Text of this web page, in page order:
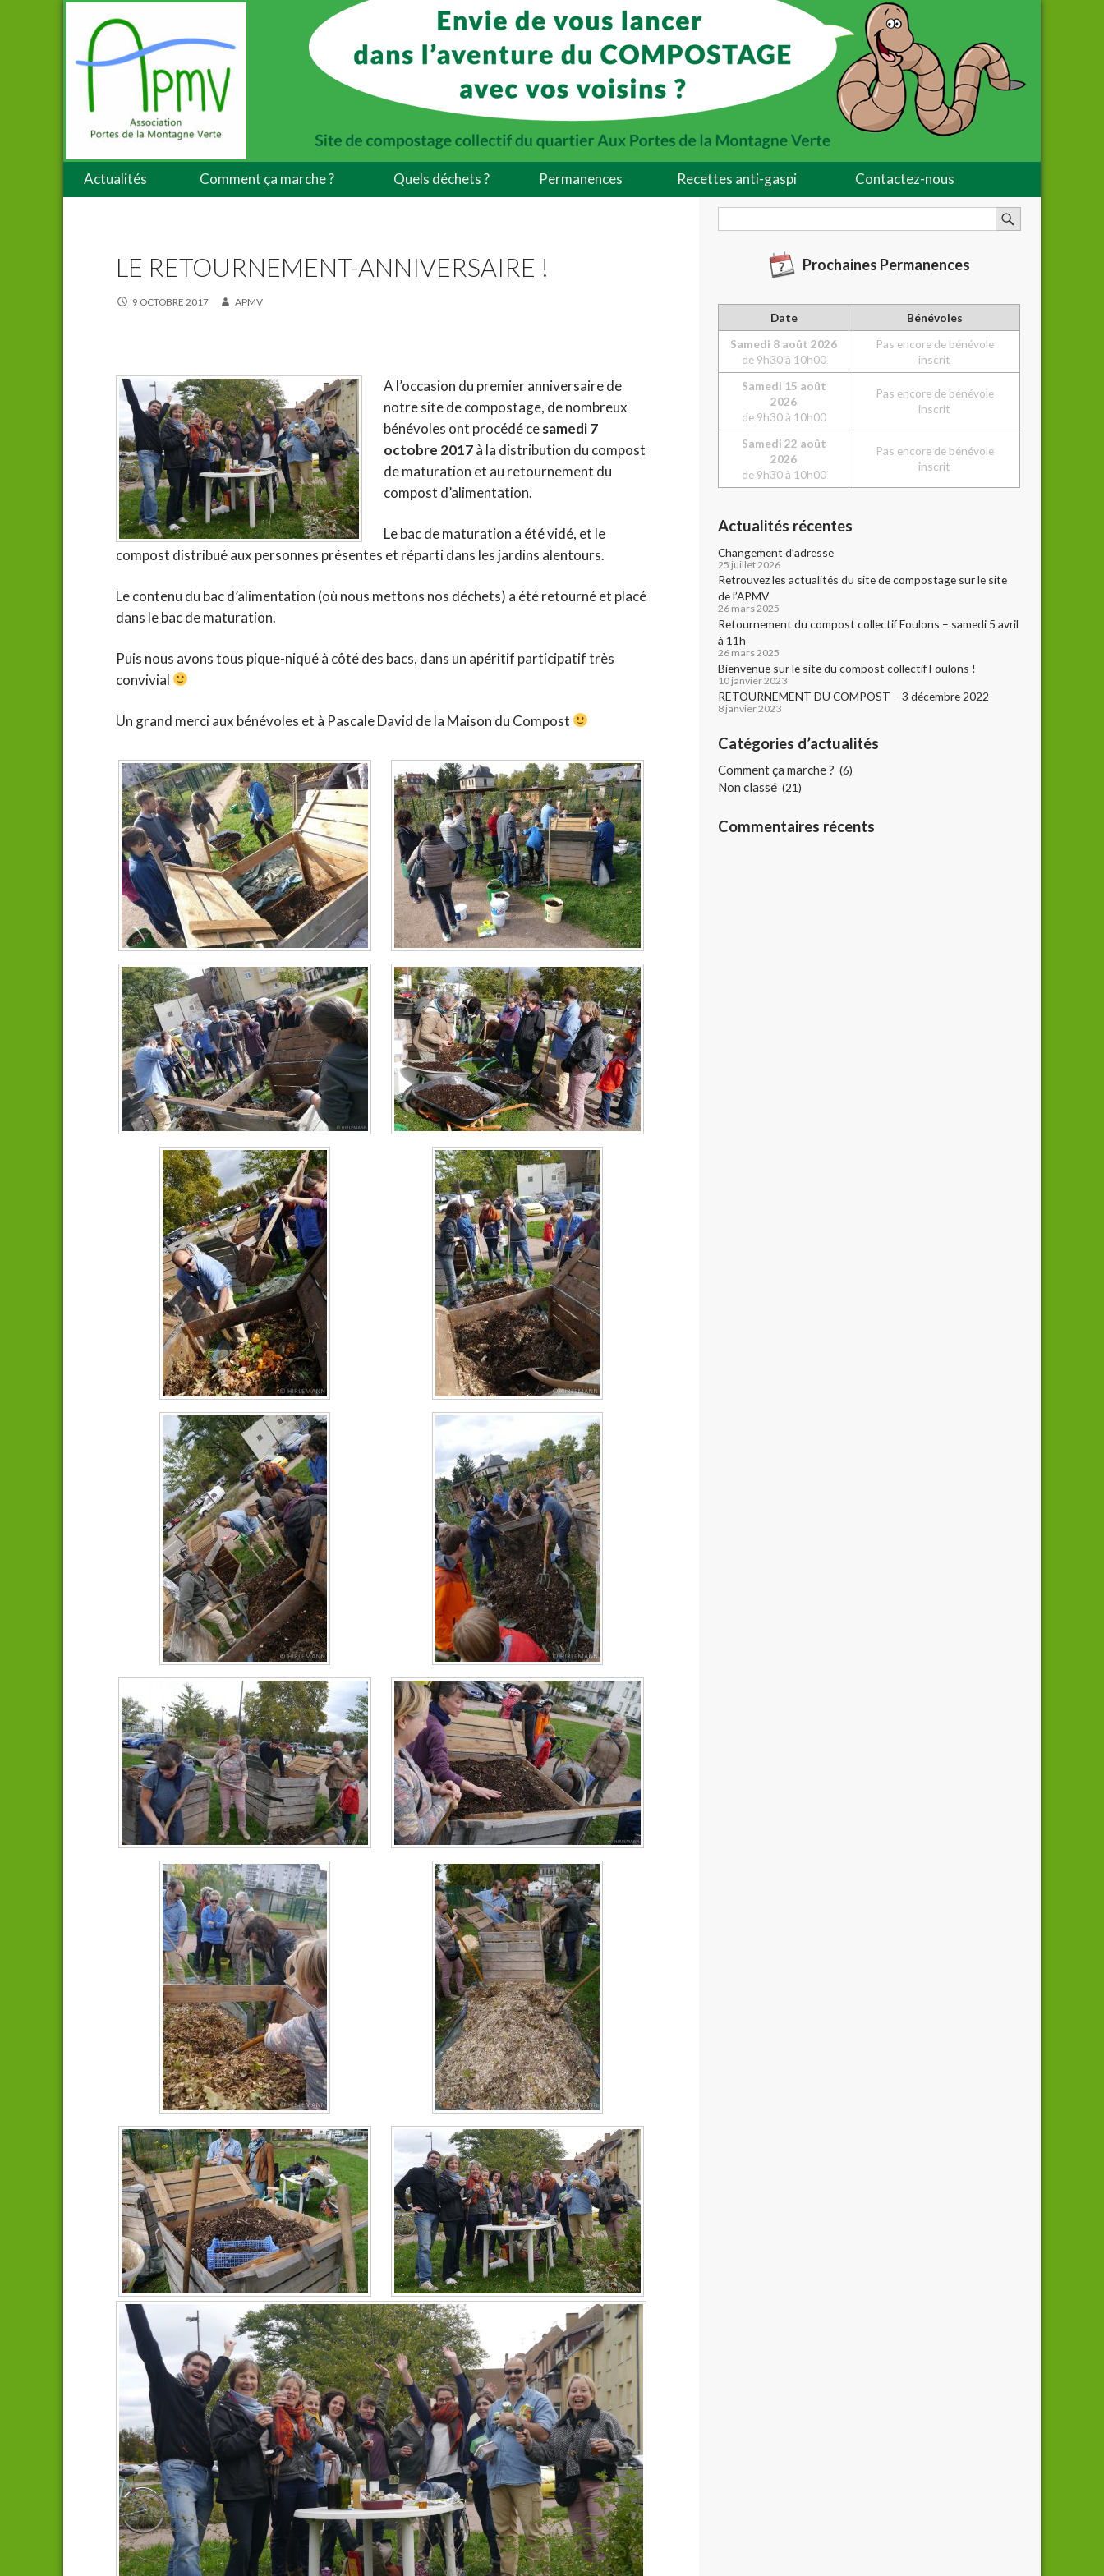
Actualités Comment ça marche ? Quels déchets ? Permanences Recettes anti-gaspi Contactez-nous
LE RETOURNEMENT-ANNIVERSAIRE !
9 OCTOBRE 2017 APMV
A l’occasion du premier anniversaire de
notre site de compostage, de nombreux
bénévoles ont procédé cesamedi 7
octobre 2017à la distribution du compost
de maturation et au retournement du
compost d’alimentation.
Le bac de maturation a été vidé, et le
compost distribué aux personnes présentes et réparti dans les jardins alentours.
Le contenu du bac d’alimentation (où nous mettons nos déchets) a été retourné et placé
dans le bac de maturation.
Puis nous avons tous pique-niqué à côté des bacs, dans un apéritif participatif très
convivial
Un grand merci aux bénévoles et à Pascale David de la Maison du Compost
Prochaines Permanences
Date
Bénévoles
Samedi 8 août 2026
de 9h30 à 10h00
Pas encore de bénévole
inscrit
Samedi 15 août
2026
de 9h30 à 10h00
Pas encore de bénévole
inscrit
Samedi 22 août
2026
de 9h30 à 10h00
Pas encore de bénévole
inscrit
Actualités récentes
Changement d’adresse
25 juillet 2026
Retrouvez les actualités du site de compostage sur le site
de l’APMV
26 mars 2025
Retournement du compost collectif Foulons – samedi 5 avril
à 11h
26 mars 2025
Bienvenue sur le site du compost collectif Foulons !
10 janvier 2023
RETOURNEMENT DU COMPOST – 3 décembre 2022
8 janvier 2023
Catégories d’actualités
Comment ça marche ? (6)
Non classé (21)
Commentaires récents